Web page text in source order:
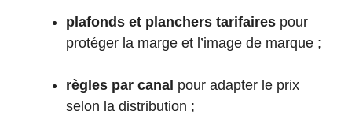
plafonds et planchers tarifaires pour
protéger la marge et l’image de marque ;
règles par canal pour adapter le prix
selon la distribution ;